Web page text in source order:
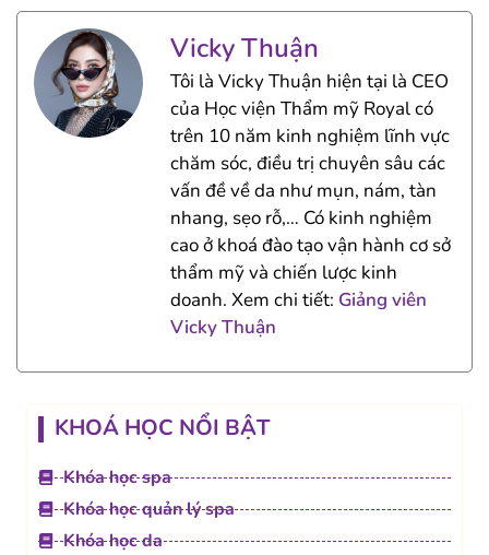
Vicky Thuận
Tôi là Vicky Thuận hiện tại là CEO
của Học viện Thẩm mỹ Royal có
trên 10 năm kinh nghiệm lĩnh vực
chăm sóc, điều trị chuyên sâu các
vấn đề về da như mụn, nám, tàn
nhang, sẹo rỗ,… Có kinh nghiệm
cao ở khoá đào tạo vận hành cơ sở
thẩm mỹ và chiến lược kinh
doanh. Xem chi tiết: Giảng viên
Vicky Thuận
KHOÁ HỌC NỔI BẬT
Khóa học spa
Khóa học quản lý spa
Khóa học da